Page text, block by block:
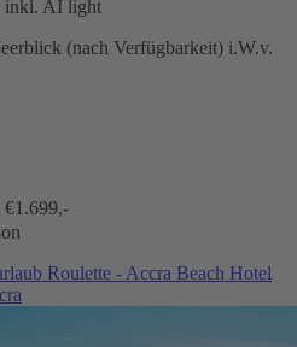
inkl. AI light
(nach Verfügbarkeit) i.W.v.
€1.699,-
Roulette - Accra Beach Hotel